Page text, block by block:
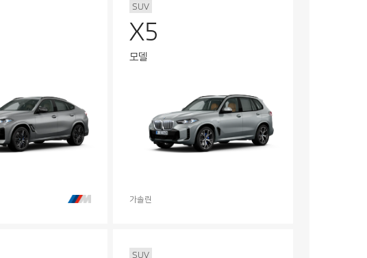
SUV
X5
모델
가솔린
SUV